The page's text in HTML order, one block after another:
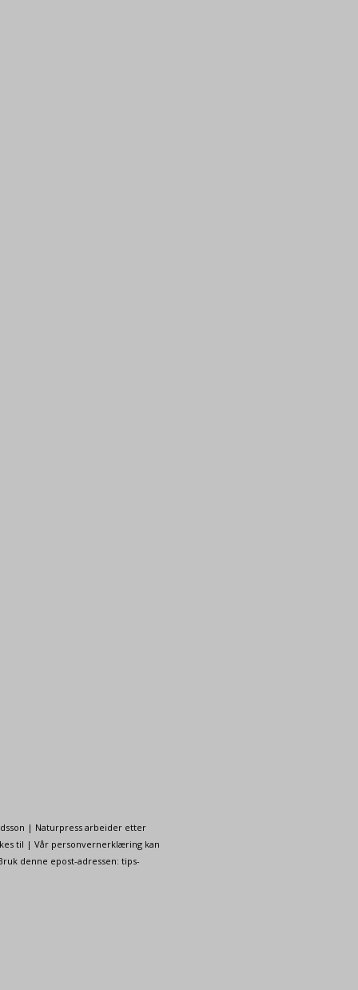
| Naturpress arbeider etter
til | Vår personvernerklæring kan
denne epost-adressen: tips-